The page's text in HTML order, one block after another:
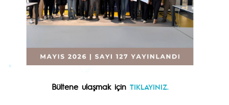
Bültene ulaşmak için TIKLAYINIZ.